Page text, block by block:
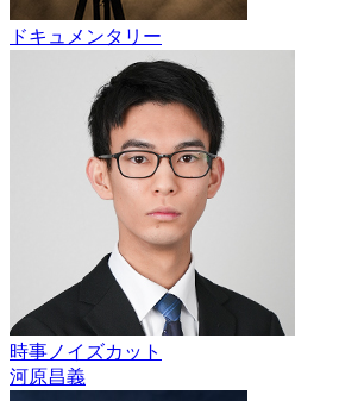
ドキュメンタリー
時事ノイズカット
河原昌義